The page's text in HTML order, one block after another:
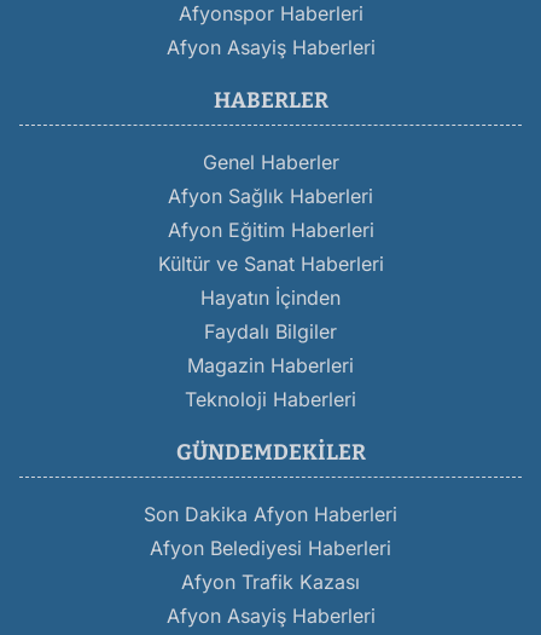
Afyonspor Haberleri
Afyon Asayiş Haberleri
HABERLER
Genel Haberler
Afyon Sağlık Haberleri
Afyon Eğitim Haberleri
Kültür ve Sanat Haberleri
Hayatın İçinden
Faydalı Bilgiler
Magazin Haberleri
Teknoloji Haberleri
GÜNDEMDEKILER
Son Dakika Afyon Haberleri
Afyon Belediyesi Haberleri
Afyon Trafik Kazası
Afyon Asayiş Haberleri